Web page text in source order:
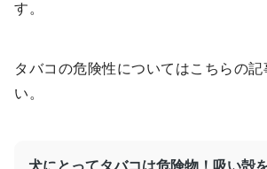
す。
タバコの危険性についてはこちらの記
い。